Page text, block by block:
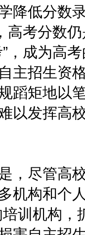
降低分数
高考分数
，成为高
主招生资
蹈矩地以
以发挥高
尽管高校
机构和个
培训机构